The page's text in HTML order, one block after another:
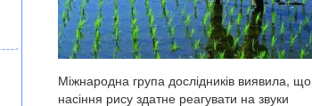
Міжнародна група дослідників виявила, що
насіння рису здатне реагувати на звуки